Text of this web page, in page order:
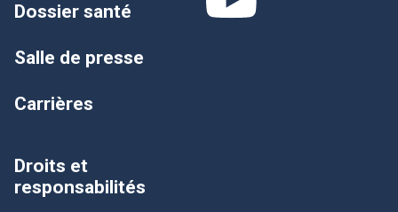
Dossier santé
Salle de presse
Carrières
Droits et
responsabilités